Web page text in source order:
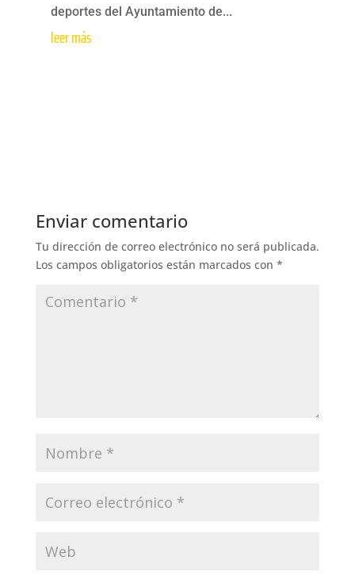
deportes del Ayuntamiento de...
leer más
Enviar comentario
Tu dirección de correo electrónico no será publicada.
Los campos obligatorios están marcados con *